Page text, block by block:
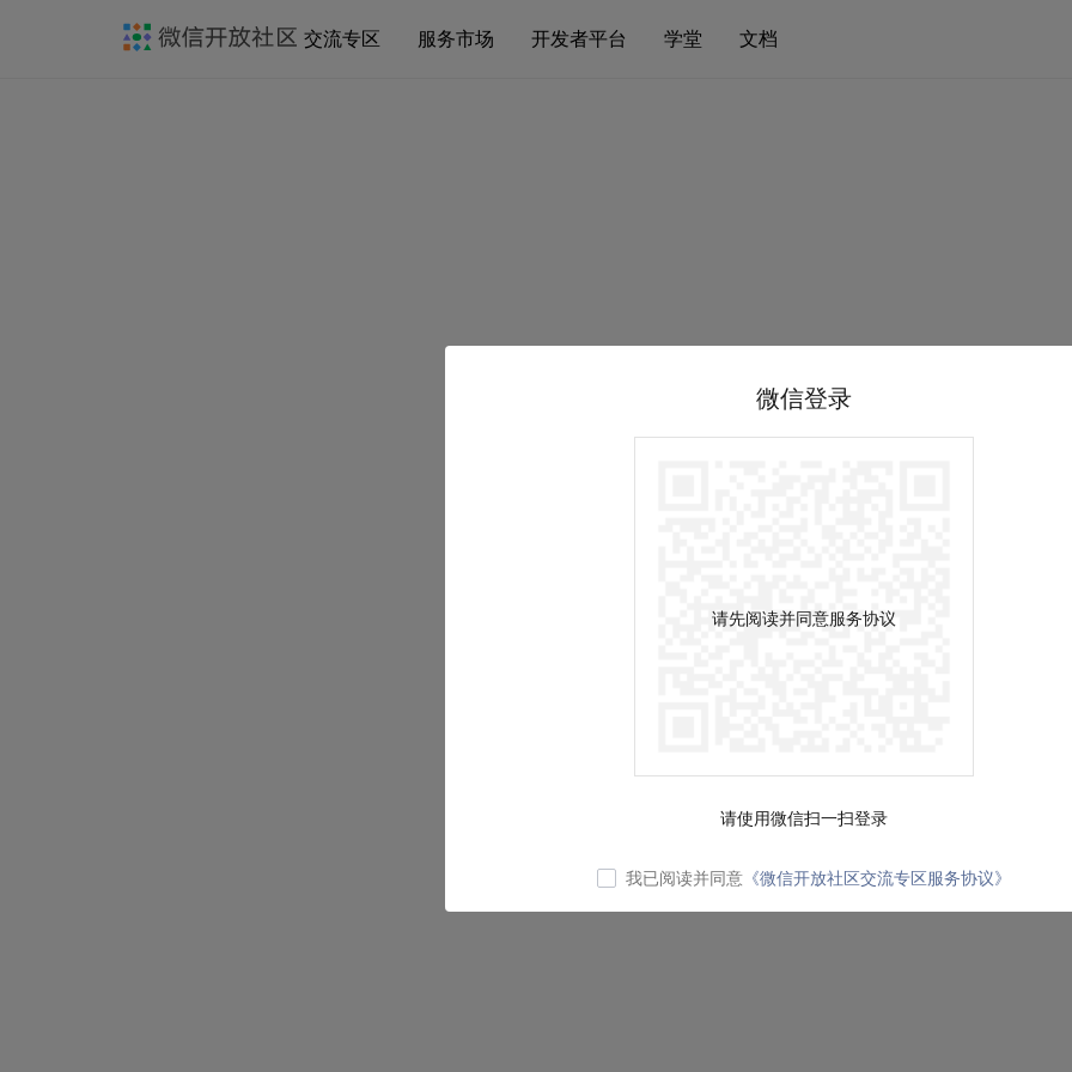
交流专区 服务市场 开发者平台 学堂 文档
微信登录
请先阅读并同意服务协议
请使用微信扫一扫登录
我已阅读并同意 《微信开放社区交流专区服务协议》